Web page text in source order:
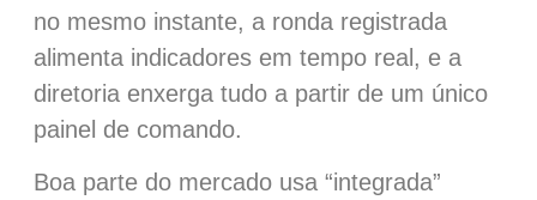
no mesmo instante, a ronda registrada
alimenta indicadores em tempo real, e a
diretoria enxerga tudo a partir de um único
painel de comando.
Boa parte do mercado usa “integrada”